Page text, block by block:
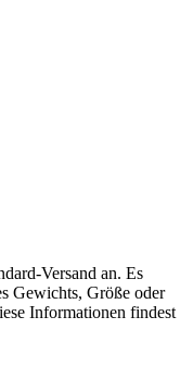
Versand an. Es
Gewichts, Größe oder
Informationen findest